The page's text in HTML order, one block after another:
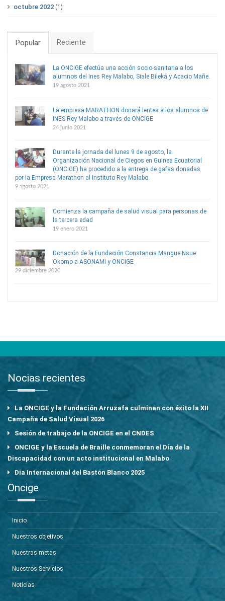
octubre 2022 (1)
Popular Reciente
La ONCIGE efectúa una acción socio-sanitaria a los
alumnos del Ines Rey Malabo, Siale Bileká y Acacio Mañe.
19 agosto 2021
La empresa MARATHON donará lentes a los alumnos de
INES Rey Malabo a través de ONCIGE
24 junio 2021
Durante la jornada del lunes 9 de agosto, la
Organización Nacional de Ciegos en Guinea Ecuatorial
(ONCIGE) ha procedido a la entrega de gafas donadas
por la Empresa Marathon al Instituto Rey Malabo.
9 agosto 2021
Comienza la campaña de salud visual para personas de
la tercera edad
19 enero 2021
Donación de la Fundación Constancia Mangue Nsue
Okomo a ASONAMI y ONCIGE
29 diciembre 2020
Nocias recientes
La ONCIGE y la Fundación Arruzafa culminan con éxito la XII
Campaña de Salud Visual 2026
Sesión de trabajo de la ONCIGE en el CNDES
ONCIGE y la Escuela de Braille conmemoran el Día de la
Discapacidad con un acto institucional en Malabo
Día Internacional del Bastón Blanco 2025
Oncige
Inicio
Nuestros objetivos
Nuestras metas
Nuestros Servicios
Noticias